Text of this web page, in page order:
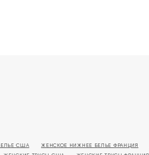
США ЖЕНСКОЕ НИЖНЕЕ БЕЛЬЕ ФРАНЦИЯ